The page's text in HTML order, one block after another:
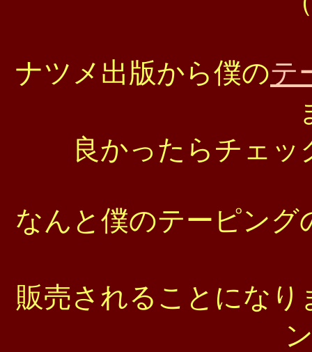
ナツメ出版から僕のテ
良かったらチェ
なんと僕のテーピン
販売されることにな